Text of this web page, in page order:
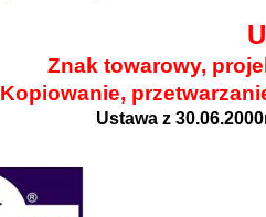
Znak towarowy,
Kopiowanie,
Ustawa z